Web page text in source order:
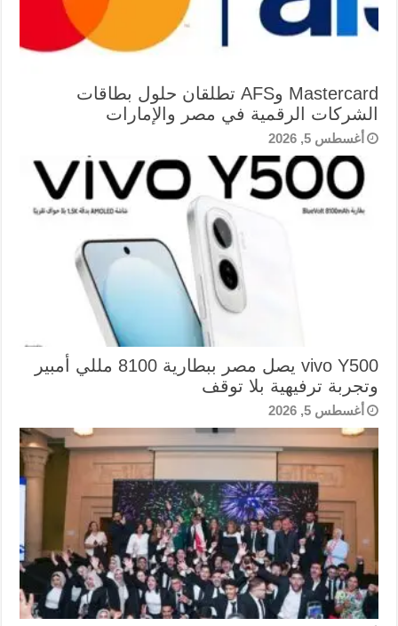
Mastercard وAFS تطلقان حلول بطاقات
الشركات الرقمية في مصر والإمارات
أغسطس 5, 2026
vivo Y500 يصل مصر ببطارية 8100 مللي أمبير
وتجربة ترفيهية بلا توقف
أغسطس 5, 2026